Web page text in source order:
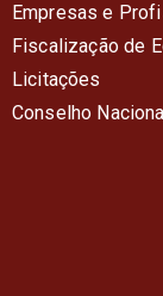
Empresas e
Fiscalização de
Licitações
Conselho